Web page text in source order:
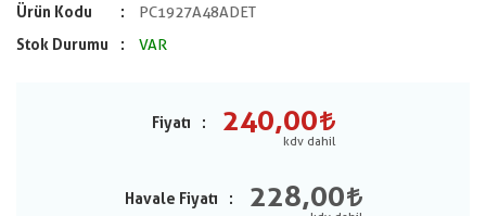
Ürün Kodu
PC1927A48ADET
Stok Durumu
VAR
Fiyatı 240,00
Havale Fiyatı 228,00